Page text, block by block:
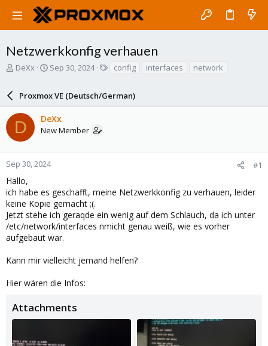
Netzwerkkonfig verhauen
T
a
d
s
t
a
r
e
r
DeXx
S
r
t
d
a
e
Sep 30, 2024
s
config interfaces network
Proxmox VE (Deutsch/German)
D DeXx
New Member
Sep 30, 2024 #1
Hallo,
ich habe es geschafft, meine Netzwerkkonfig zu verhauen, leider
keine Kopie gemacht ;(.
Jetzt stehe ich geraqde ein wenig auf dem Schlauch, da ich unter
/etc/network/interfaces nmicht genau weiß, wie es vorher
aufgebaut war.
Kann mir vielleicht jemand helfen?
Hier wären die Infos:
Attachments